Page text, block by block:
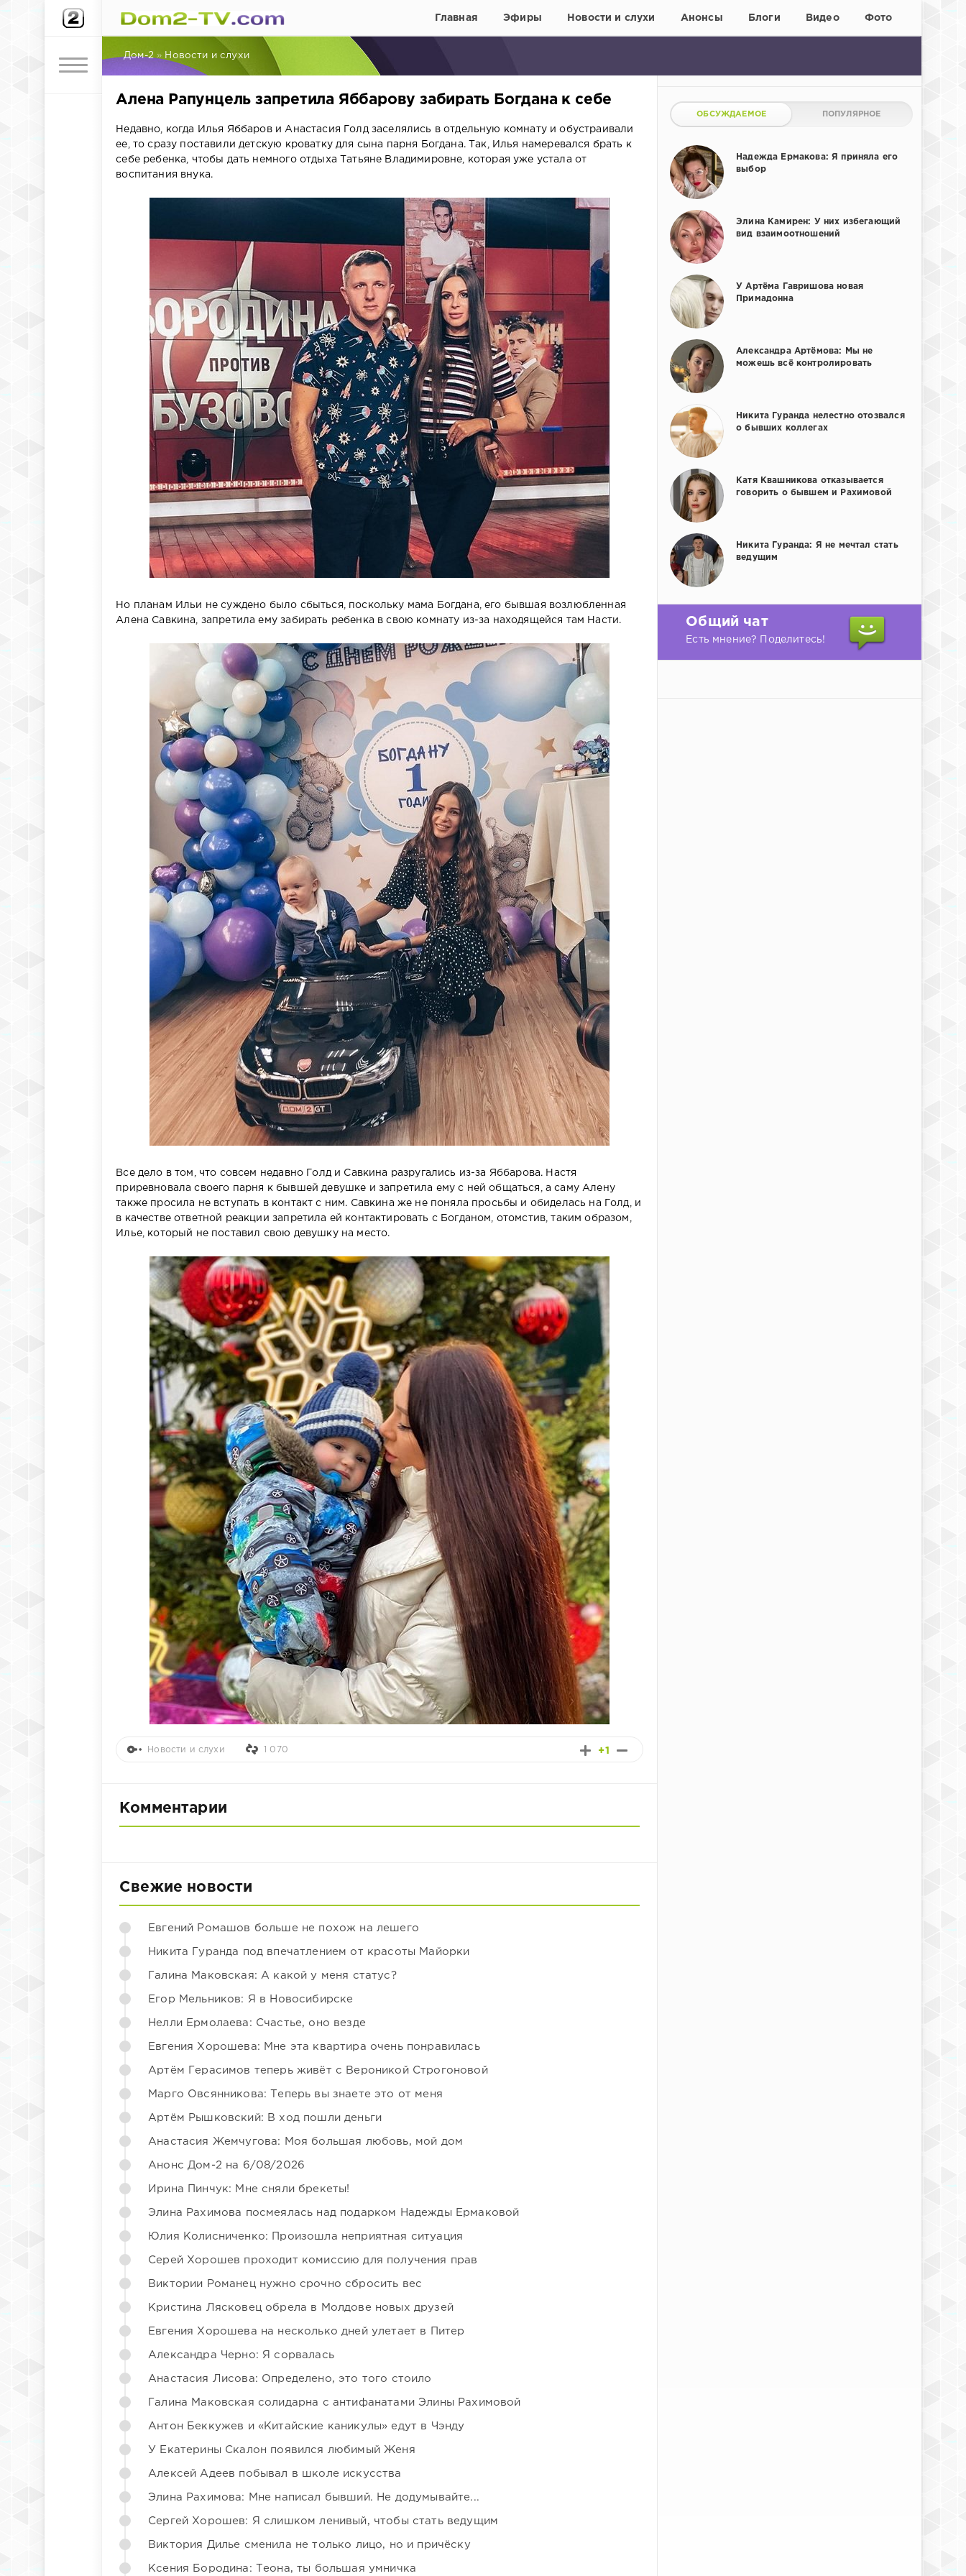
Главная Эфиры Новости и слухи Анонсы Блоги Видео Фото
Дом-2 » Новости и слухи
Алена Рапунцель запретила Яббарову забирать Богдана к себе
Недавно, когда Илья Яббаров и Анастасия Голд заселялись в отдельную комнату и обустраивали
ее, то сразу поставили детскую кроватку для сына парня Богдана. Так, Илья намеревался брать к
себе ребенка, чтобы дать немного отдыха Татьяне Владимировне, которая уже устала от
воспитания внука.
Но планам Ильи не суждено было сбыться, поскольку мама Богдана, его бывшая возлюбленная
Алена Савкина, запретила ему забирать ребенка в свою комнату из-за находящейся там Насти.
Все дело в том, что совсем недавно Голд и Савкина разругались из-за Яббарова. Настя
приревновала своего парня к бывшей девушке и запретила ему с ней общаться, а саму Алену
также просила не вступать в контакт с ним. Савкина же не поняла просьбы и обиделась на Голд, и
в качестве ответной реакции запретила ей контактировать с Богданом, отомстив, таким образом,
Илье, который не поставил свою девушку на место.
+1
Новости и слухи 1 070
Комментарии
Свежие новости
Евгений Ромашов больше не похож на лешего
Никита Гуранда под впечатлением от красоты Майорки
Галина Маковская: А какой у меня статус?
Егор Мельников: Я в Новосибирске
Нелли Ермолаева: Счастье, оно везде
Евгения Хорошева: Мне эта квартира очень понравилась
Артём Герасимов теперь живёт с Вероникой Строгоновой
Марго Овсянникова: Теперь вы знаете это от меня
Артём Рышковский: В ход пошли деньги
Анастасия Жемчугова: Моя большая любовь, мой дом
Анонс Дом-2 на 6/08/2026
Ирина Пинчук: Мне сняли брекеты!
Элина Рахимова посмеялась над подарком Надежды Ермаковой
Юлия Колисниченко: Произошла неприятная ситуация
Серей Хорошев проходит комиссию для получения прав
Виктории Романец нужно срочно сбросить вес
Кристина Лясковец обрела в Молдове новых друзей
Евгения Хорошева на несколько дней улетает в Питер
Александра Черно: Я сорвалась
Анастасия Лисова: Определено, это того стоило
Галина Маковская солидарна с антифанатами Элины Рахимовой
Антон Беккужев и «Китайские каникулы» едут в Чэнду
У Екатерины Скалон появился любимый Женя
Алексей Адеев побывал в школе искусства
Элина Рахимова: Мне написал бывший. Не додумывайте...
Сергей Хорошев: Я слишком ленивый, чтобы стать ведущим
Виктория Дилье сменила не только лицо, но и причёску
Ксения Бородина: Теона, ты большая умничка
ОБСУЖДАЕМОЕ ПОПУЛЯРНОЕ
Надежда Ермакова: Я приняла его
выбор
Элина Камирен: У них избегающий
вид взаимоотношений
У Артёма Гавришова новая
Примадонна
Александра Артёмова: Мы не
можешь всё контролировать
Никита Гуранда нелестно отозвался
о бывших коллегах
Катя Квашникова отказывается
говорить о бывшем и Рахимовой
Никита Гуранда: Я не мечтал стать
ведущим
Общий чат
Есть мнение? Поделитесь!